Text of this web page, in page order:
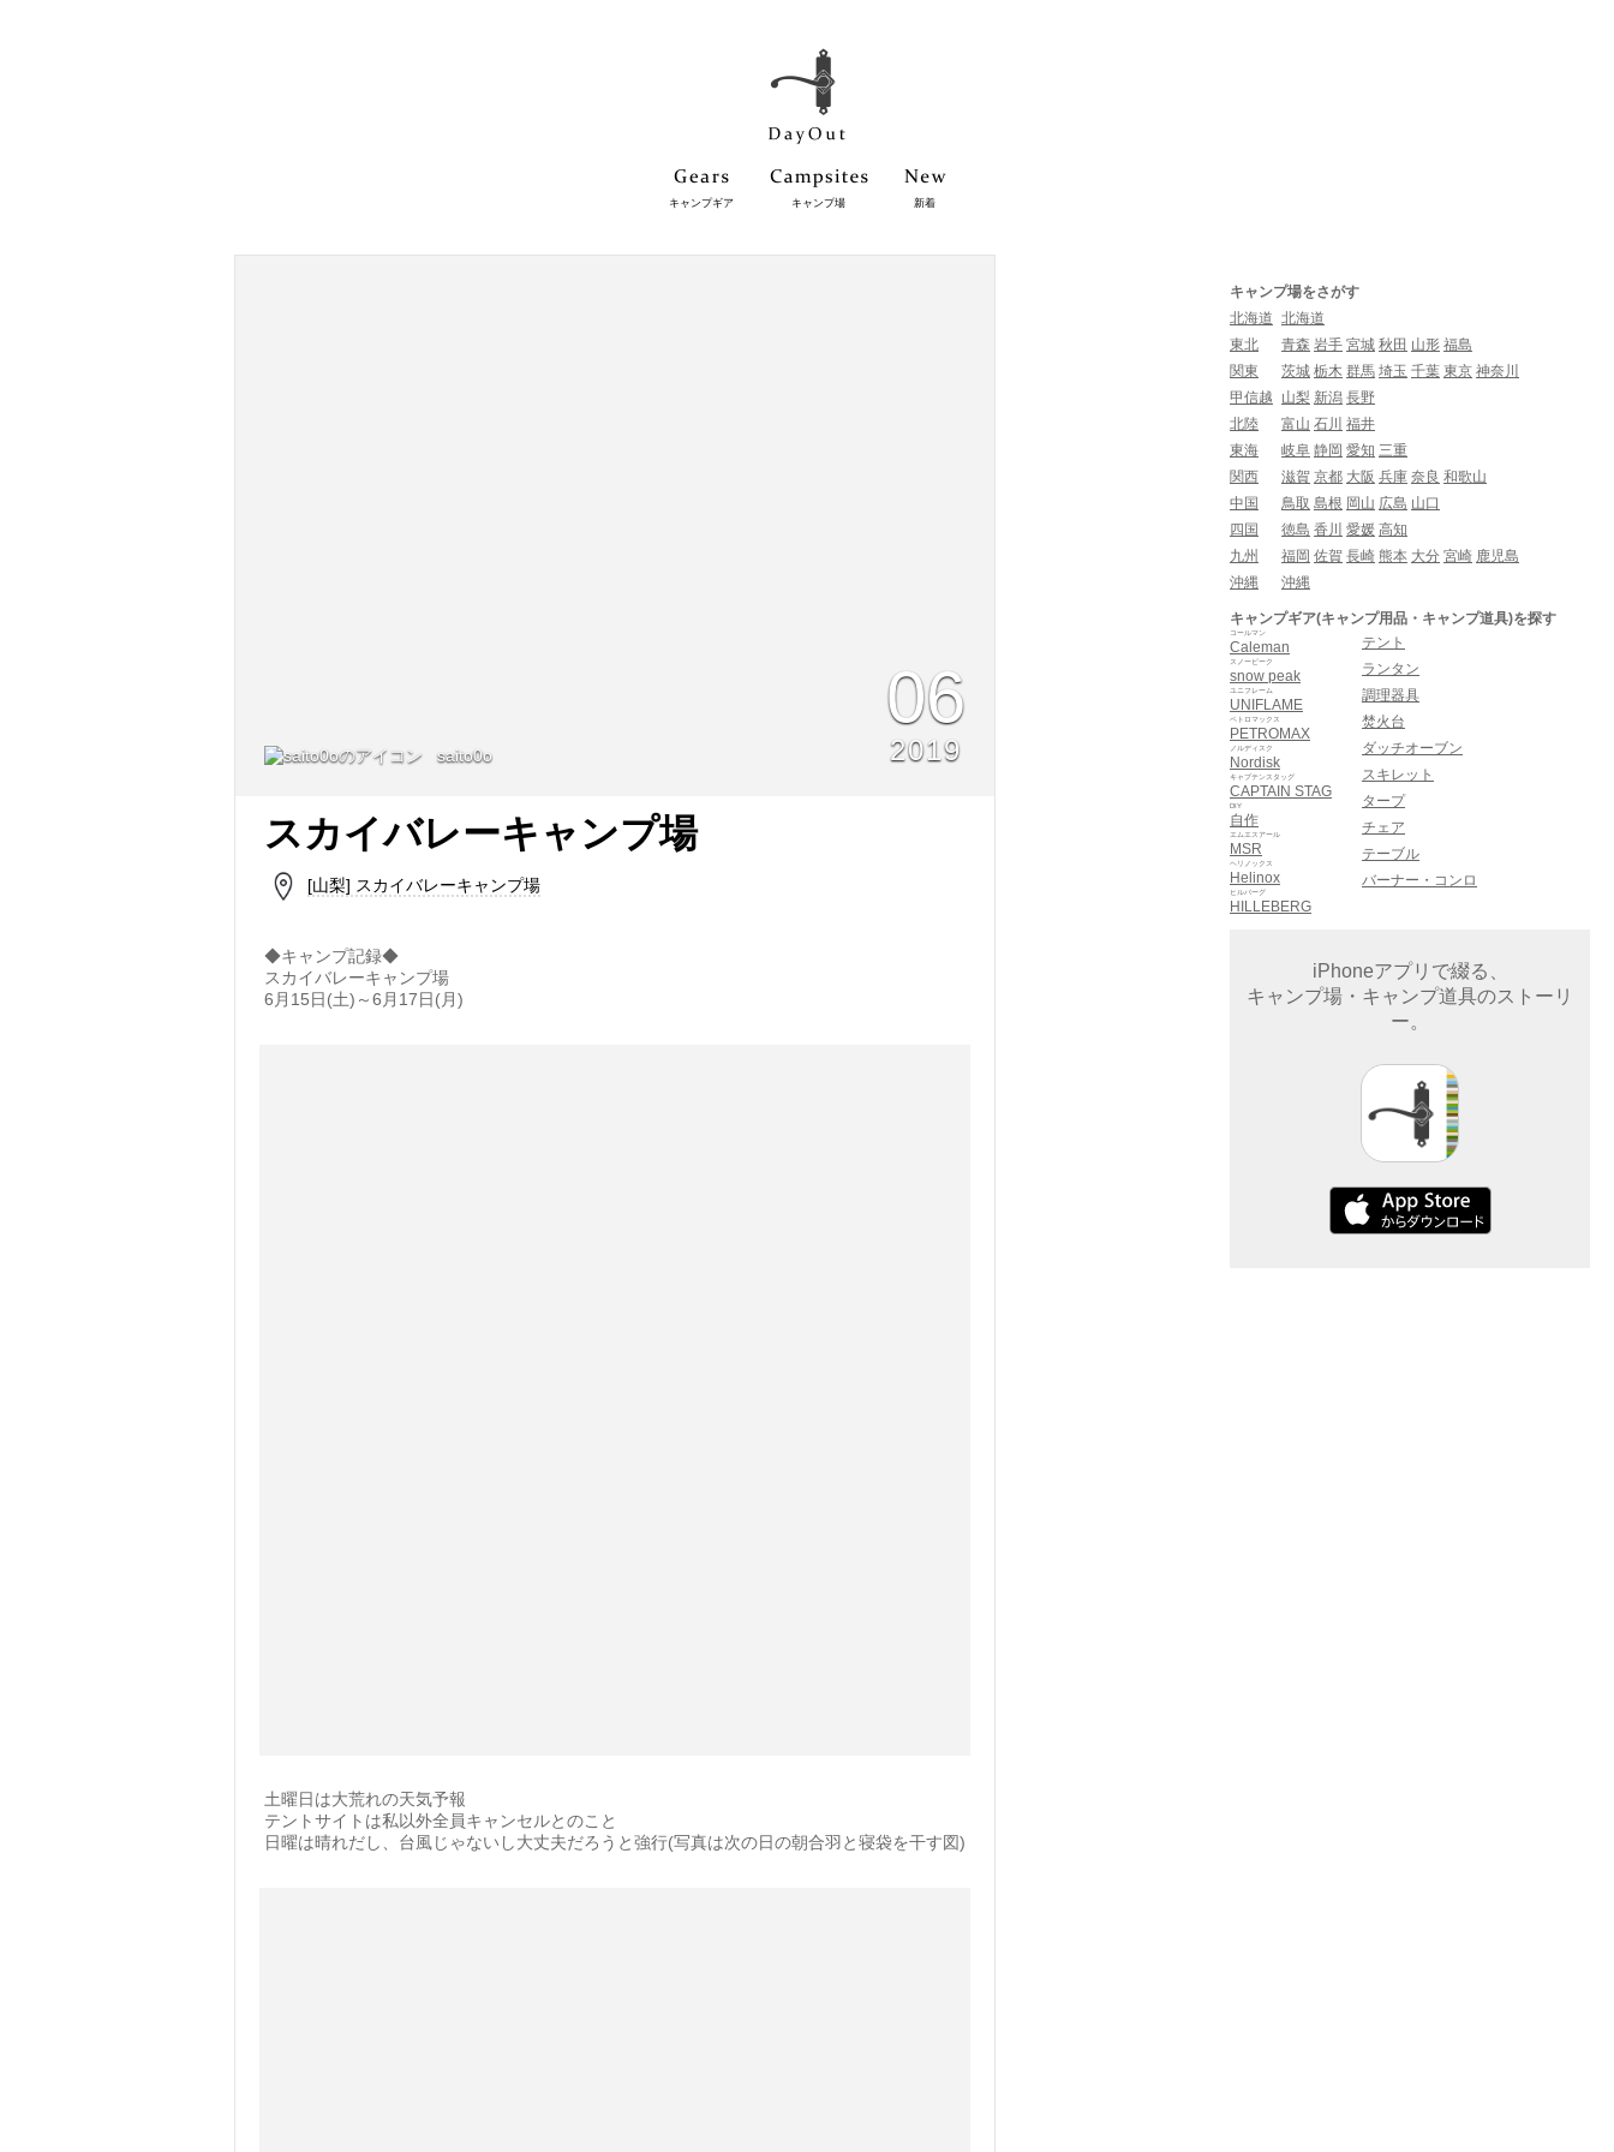
キャンプギア キャンプ場 新着
saito0o
06
2019
スカイバレーキャンプ場
[山梨] スカイバレーキャンプ場
◆キャンプ記録◆
スカイバレーキャンプ場
6月15日(土)～6月17日(月)‬
土曜日は大荒れの天気予報
テントサイトは私以外全員キャンセルとのこと
日曜は晴れだし、台風じゃないし大丈夫だろうと強行(写真は次の日の朝合羽と寝袋を干す図)
キャンプ場をさがす
北海道 北海道
東北
青森 岩手 宮城 秋田 山形 福島
関東
茨城 栃木 群馬 埼玉 千葉 東京 神奈川
甲信越
山梨 新潟 長野
北陸
富山 石川 福井
東海
岐阜 静岡 愛知 三重
関西
滋賀 京都 大阪 兵庫 奈良 和歌山
中国
鳥取 島根 岡山 広島 山口
四国
徳島 香川 愛媛 高知
九州
福岡 佐賀 長崎 熊本 大分 宮崎 鹿児島
沖縄
沖縄
キャンプギア(キャンプ用品・キャンプ道具)を探す
Caleman
コールマン
snow peak
スノーピーク
UNIFLAME
ユニフレーム
PETROMAX
ペトロマックス
Nordisk
ノルディスク
CAPTAIN STAG
キャプテンスタッグ
自作
DIY
MSR
エムエスアール
Helinox
ヘリノックス
HILLEBERG
ヒルバーグ
テント
ランタン
調理器具
焚火台
ダッチオーブン
スキレット
タープ
チェア
テーブル
バーナー・コンロ
iPhoneアプリで綴る、
キャンプ場・キャンプ道具のストーリ
ー。